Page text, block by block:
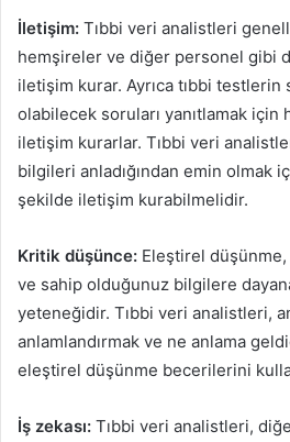
İletişim: Tıbbi veri analistleri
hemşireler ve diğer personel gibi
iletişim kurar. Ayrıca tıbbi testlerin
olabilecek soruları yanıtlamak için
iletişim kurarlar. Tıbbi veri
bilgileri anladığından emin olmak
şekilde iletişim kurabilmelidir.
Kritik düşünce: Eleştirel
ve sahip olduğunuz bilgilere
yeteneğidir. Tıbbi veri analistleri,
anlamlandırmak ve ne anlama
eleştirel düşünme becerilerini
İş zekası: Tıbbi veri analistleri,